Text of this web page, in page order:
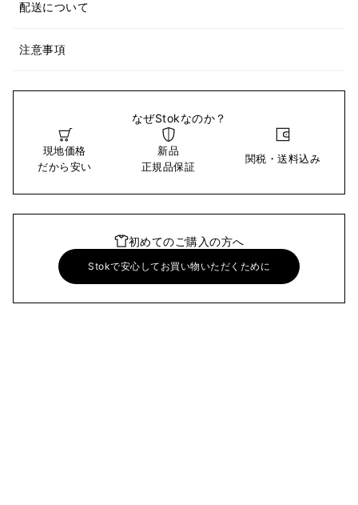
配送について
注意事項
なぜStokなのか？
現地価格
だから安い
新品
正規品保証
関税・送料込み
初めてのご購入の方へ
Stokで安心してお買い物いただくために